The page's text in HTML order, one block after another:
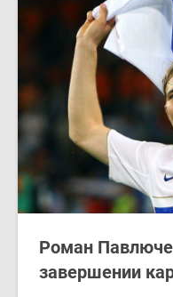
Роман
завершении